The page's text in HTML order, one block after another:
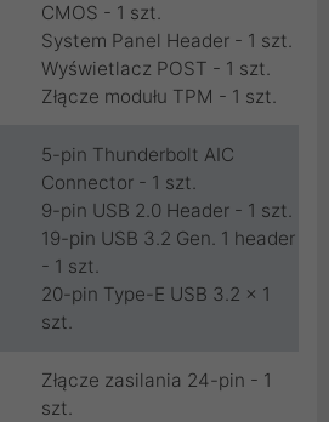
CMOS - 1 szt.
System Panel Header - 1 szt.
Wyświetlacz POST - 1 szt.
Złącze modułu TPM - 1 szt.
5-pin Thunderbolt AIC
Connector - 1 szt.
9-pin USB 2.0 Header - 1 szt.
19-pin USB 3.2 Gen. 1 header
- 1 szt.
20-pin Type-E USB 3.2 x 1
szt.
Złącze zasilania 24-pin - 1
szt.